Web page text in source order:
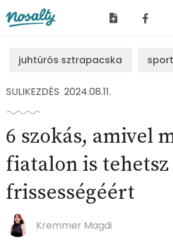
juhtúrós sztrapacska
SULIKEZDÉS 2024.08.11.
6 szokás, amivel
fiatalon is tehetsz
frissességéért
Kremmer Magdi